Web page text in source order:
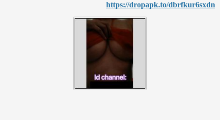
https://dropapk.to/dbrfkur6sxdn